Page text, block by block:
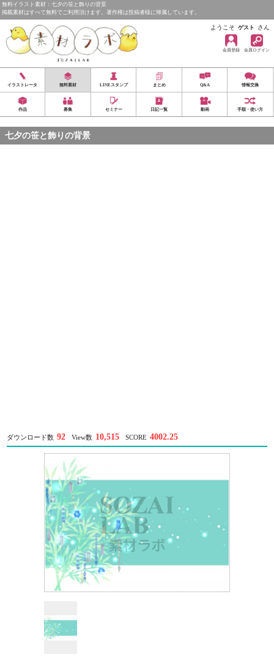
無料イラスト素材：七夕の笹と飾りの背景
掲載素材はすべて無料でご利用頂けます。著作権は投稿者様に帰属しています。
ようこそ ゲスト さん
会員登録 会員ログイン
イラストレータ 無料素材 LINEスタンプ まとめ Q&A 情報交換
作品 募集 セミナー 日記一覧 動画 手順・使い方
七夕の笹と飾りの背景
ダウンロード数 92 View数 10,515 SCORE 4002.25